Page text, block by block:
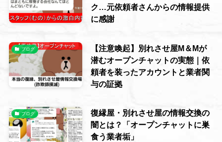
ク…元依頼者さんからの情報提供
に感謝
ブログ
【注意喚起】別れさせ屋M＆Mが
潜むオープンチャットの実態｜依
頼者を装ったアカウントと業者関
与の証拠
ブログ
復縁屋・別れさせ屋の情報交換の
闇とは？「オープンチャットに巣
食う業者垢」